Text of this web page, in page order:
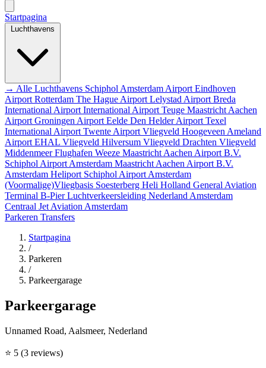
Startpagina
Luchthavens
→ Alle Luchthavens Schiphol Amsterdam Airport Eindhoven
Airport Rotterdam The Hague Airport Lelystad Airport Breda
International Airport International Airport Teuge Maastricht Aachen
Airport Groningen Airport Eelde Den Helder Airport Texel
International Airport Twente Airport Vliegveld Hoogeveen Ameland
Airport EHAL Vliegveld Hilversum Vliegveld Drachten Vliegveld
MiddenmeerFlughafen Weeze Maastricht Aachen Airport B.V.
Schiphol Airport Amsterdam Maastricht Aachen Airport B.V.
Amsterdam Heliport Schiphol Airport Amsterdam
(Voormalige)Vliegbasis Soesterberg Heli Holland General Aviation
Terminal B-PierLuchtverkeersleiding Nederland Amsterdam
Centraal Jet Aviation Amsterdam
Parkeren Transfers
Startpagina
/
Parkeren
/
Parkeergarage
Parkeergarage
Unnamed Road, Aalsmeer, Nederland
⭐ 5 (3 reviews)